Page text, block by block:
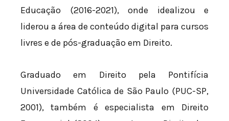
Educação (2016-2021), onde idealizou e
liderou a área de conteúdo digital para cursos
livres e de pós-graduação em Direito.
Graduado em Direito pela Pontifícia
Universidade Católica de São Paulo (PUC-SP,
2001), também é especialista em Direito